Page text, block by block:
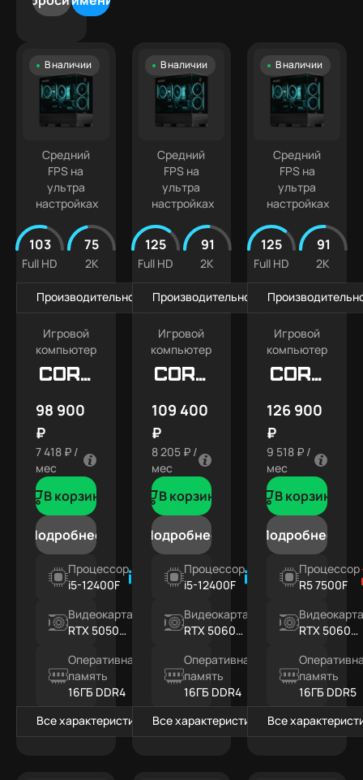
000 ₽
000 ₽
+
5070
9
Ultra
5
Intel
Ultra 7
Лучшая
ПК
Компактные
ПК
Кастомизированные
В наличии
Средний
FPS на
ультра
настройках
103
Full HD
75
2K
Производительность в играх
Игровой
компьютер
Core
98 900
₽
7 418 ₽ /
мес
В корзину
Подробнее
Процессор
i5-12400F
Видеокарта
RTX 5050
Оперативная
память
16ГБ DDR4
Все характеристики
В наличии
Средний
FPS на
ультра
настройках
125
Full HD
91
2K
Производительность в играх
Игровой
компьютер
Core
109 400
₽
8 205 ₽ /
мес
В корзину
Подробнее
Процессор
i5-12400F
Видеокарта
RTX 5060
Оперативная
память
16ГБ DDR4
Все характеристики
В наличии
Средний
FPS на
ультра
настройках
125
Full HD
91
2K
Игровой
компьютер
Core
126 900
₽
9 518 ₽ /
мес
В корзину
Подробнее
Процессор
R5 7500F
RTX 5060
память
16ГБ DDR5
Все